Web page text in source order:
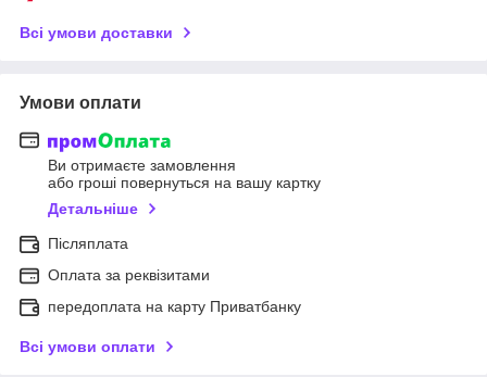
Всі умови доставки
Умови оплати
Ви отримаєте замовлення
або гроші повернуться на вашу картку
Детальніше
Післяплата
Оплата за реквізитами
передоплата на карту Приватбанку
Всі умови оплати